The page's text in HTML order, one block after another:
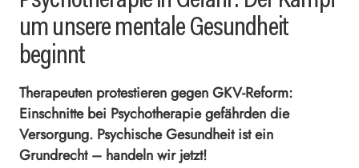
um unsere mentale Gesundheit
beginnt
Therapeuten protestieren gegen GKV-Reform:
Einschnitte bei Psychotherapie gefährden die
Versorgung. Psychische Gesundheit ist ein
Grundrecht – handeln wir jetzt!